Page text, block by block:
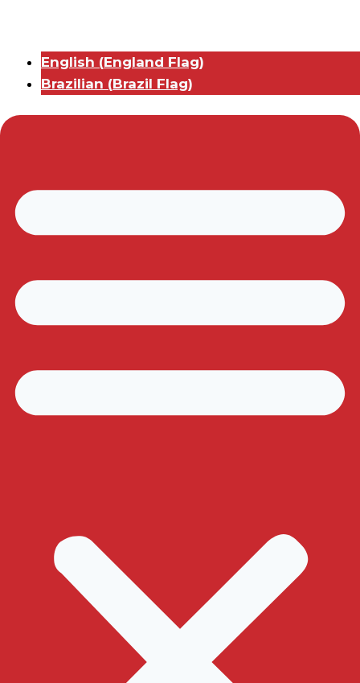
English (England Flag)
Brazilian (Brazil Flag)